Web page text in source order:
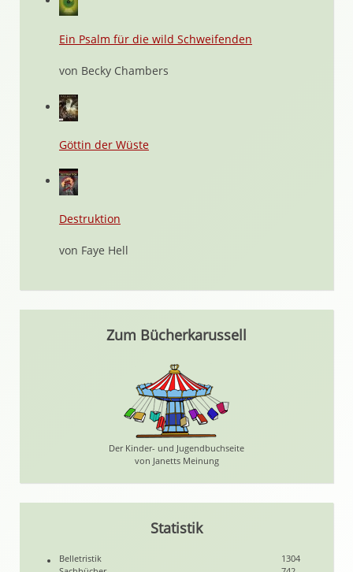
Ein Psalm für die wild Schweifenden
von Becky Chambers
Göttin der Wüste
Destruktion
von Faye Hell
Zum Bücherkarussell
Der Kinder- und Jugendbuchseite
von Janetts Meinung
Statistik
Belletristik
1304